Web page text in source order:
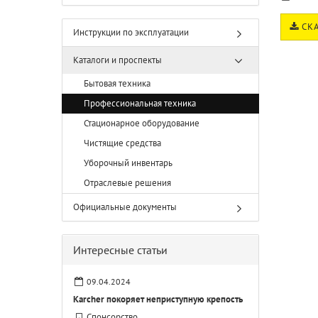
Инструкции по эксплуатации
Каталоги и проспекты
Бытовая техника
Профессиональная техника
Стационарное оборудование
Чистящие средства
Уборочный инвентарь
Отраслевые решения
Официальные документы
Интересные статьи
09.04.2024
Karcher покоряет неприступную крепость